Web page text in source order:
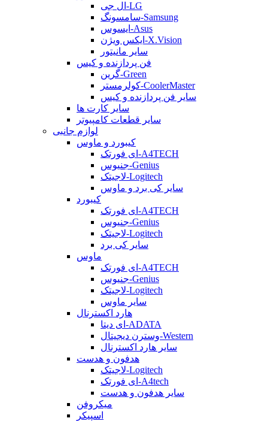
ال جی-LG
سامسونگ-Samsung
ایسوس-Asus
ایکس ویژن-X.Vision
سایر مانیتور
فن پردازنده و کیس
گرین-Green
کولرمستر-CoolerMaster
سایر فن پردازنده و کیس
سایر کارت ها
سایر قطعات کامپیوتر
لوازم جانبی
کیبورد و ماوس
ای فورتک-A4TECH
جنیوس-Genius
لاجیتک-Logitech
سایر کی برد و ماوس
کیبورد
ای فورتک-A4TECH
جنیوس-Genius
لاجیتک-Logitech
سایر کی برد
ماوس
ای فورتک-A4TECH
جنیوس-Genius
لاجیتک-Logitech
سایر ماوس
هارد اکسترنال
ای دیتا-ADATA
وسترن دیجیتال-Western
سایر هارد اکسترنال
هدفون و هدست
لاجیتک-Logitech
ای فورتک-A4tech
سایر هدفون و هدست
میکروفن
اسپیکر